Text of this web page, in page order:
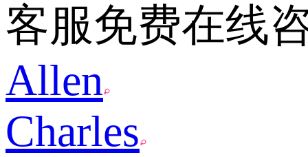
客服免费在线
Allen
Charles